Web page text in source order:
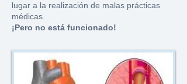
lugar a la realización de malas prácticas
médicas.
¡Pero no está funcionado!